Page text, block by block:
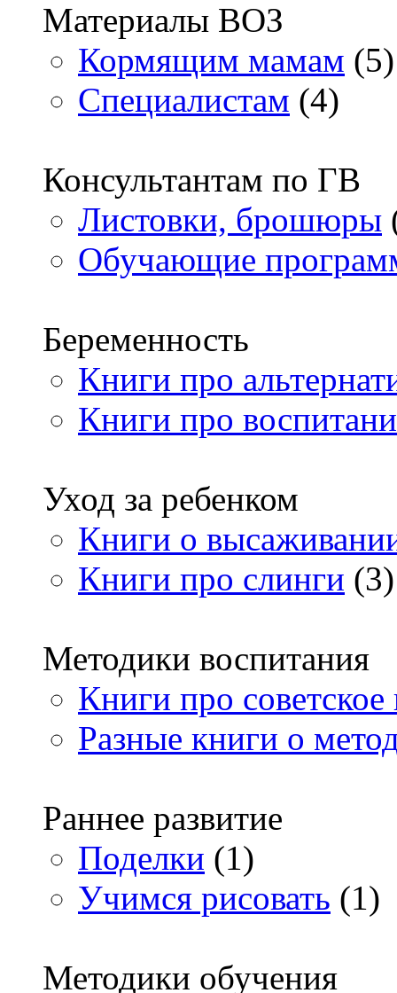
Материалы ВОЗ
Кормящим мамам (5)
Специалистам (4)
Консультантам по ГВ
Листовки, брошюры
Обучающие
Беременность
Книги про
Книги про
Уход за ребенком
Книги о
Книги про слинги (3)
Методики воспитания
Книги про советское
Разные книги о
Раннее развитие
Поделки (1)
Учимся рисовать (1)
Методики обучения